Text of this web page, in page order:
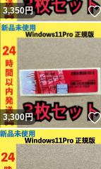
3,350円
3,300円